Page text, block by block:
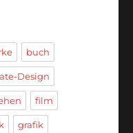
buch
Design
film
grafik